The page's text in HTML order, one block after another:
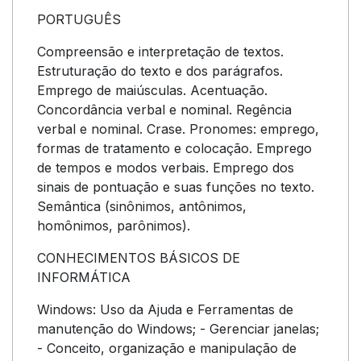
PORTUGUÊS
Compreensão e interpretação de textos.
Estruturação do texto e dos parágrafos.
Emprego de maiúsculas. Acentuação.
Concordância verbal e nominal. Regência
verbal e nominal. Crase. Pronomes: emprego,
formas de tratamento e colocação. Emprego
de tempos e modos verbais. Emprego dos
sinais de pontuação e suas funções no texto.
Semântica (sinônimos, antônimos,
homônimos, parônimos).
CONHECIMENTOS BÁSICOS DE
INFORMÁTICA
Windows: Uso da Ajuda e Ferramentas de
manutenção do Windows; - Gerenciar janelas;
- Conceito, organização e manipulação de